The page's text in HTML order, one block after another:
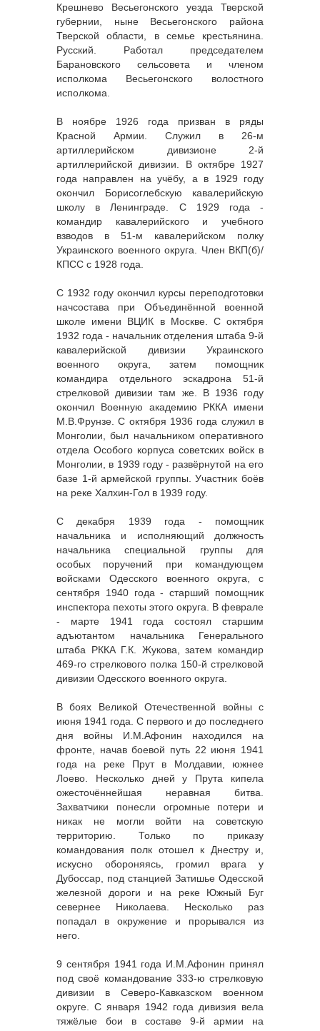
Крешнево Весьегонского уезда Тверской
губернии, ныне Весьегонского района
Тверской области, в семье крестьянина.
Русский. Работал председателем
Барановского сельсовета и членом
исполкома Весьегонского волостного
исполкома.
В ноябре 1926 года призван в ряды
Красной Армии. Служил в 26-м
артиллерийском дивизионе 2-й
артиллерийской дивизии. В октябре 1927
года направлен на учёбу, а в 1929 году
окончил Борисоглебскую кавалерийскую
школу в Ленинграде. С 1929 года -
командир кавалерийского и учебного
взводов в 51-м кавалерийском полку
Украинского военного округа. Член ВКП(б)/
КПСС с 1928 года.
С 1932 году окончил курсы переподготовки
начсостава при Объединённой военной
школе имени ВЦИК в Москве. С октября
1932 года - начальник отделения штаба 9-й
кавалерийской дивизии Украинского
военного округа, затем помощник
командира отдельного эскадрона 51-й
стрелковой дивизии там же. В 1936 году
окончил Военную академию РККА имени
М.В.Фрунзе. С октября 1936 года служил в
Монголии, был начальником оперативного
отдела Особого корпуса советских войск в
Монголии, в 1939 году - развёрнутой на его
базе 1-й армейской группы. Участник боёв
на реке Халхин-Гол в 1939 году.
С декабря 1939 года - помощник
начальника и исполняющий должность
начальника специальной группы для
особых поручений при командующем
войсками Одесского военного округа, с
сентября 1940 года - старший помощник
инспектора пехоты этого округа. В феврале
- марте 1941 года состоял старшим
адъютантом начальника Генерального
штаба РККА Г.К. Жукова, затем командир
469-го стрелкового полка 150-й стрелковой
дивизии Одесского военного округа.
В боях Великой Отечественной войны с
июня 1941 года. С первого и до последнего
дня войны И.М.Афонин находился на
фронте, начав боевой путь 22 июня 1941
года на реке Прут в Молдавии, южнее
Лоево. Несколько дней у Прута кипела
ожесточённейшая неравная битва.
Захватчики понесли огромные потери и
никак не могли войти на советскую
территорию. Только по приказу
командования полк отошел к Днестру и,
искусно обороняясь, громил врага у
Дубоссар, под станцией Затишье Одесской
железной дороги и на реке Южный Буг
севернее Николаева. Несколько раз
попадал в окружение и прорывался из
него.
9 сентября 1941 года И.М.Афонин принял
под своё командование 333-ю стрелковую
дивизии в Северо-Кавказском военном
округе. С января 1942 года дивизия вела
тяжёлые бои в составе 9-й армии на